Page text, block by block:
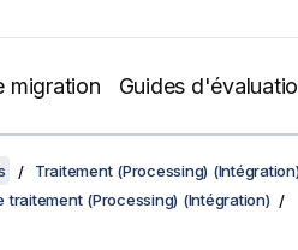
migration Guides
Traitement (Processing) (Intégration)
(Processing) (Intégration)